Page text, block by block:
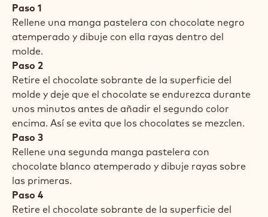
Paso 1
Rellene una manga pastelera con chocolate negro
atemperado y dibuje con ella rayas dentro del
molde.
Paso 2
Retire el chocolate sobrante de la superficie del
molde y deje que el chocolate se endurezca durante
unos minutos antes de añadir el segundo color
encima. Así se evita que los chocolates se mezclen.
Paso 3
Rellene una segunda manga pastelera con
chocolate blanco atemperado y dibuje rayas sobre
las primeras.
Paso 4
Retire el chocolate sobrante de la superficie del